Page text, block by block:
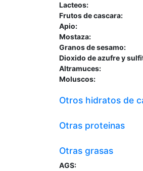
Lacteos:
Frutos de cascara:
Apio:
Mostaza:
Granos de sesamo:
Dioxido de azufre y
Altramuces:
Moluscos:
Otros hidratos de
Otras proteinas
Otras grasas
AGS: